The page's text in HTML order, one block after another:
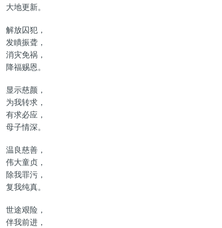
大地更新。
解放囚犯，
发瞶振聋，
消灾免祸，
降福赐恩。
显示慈颜，
为我转求，
有求必应，
母子情深。
温良慈善，
伟大童贞，
除我罪污，
复我纯真。
世途艰险，
伴我前进，